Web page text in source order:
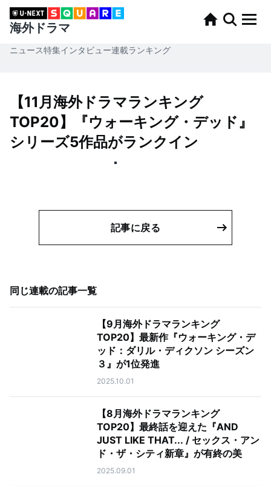
海外ドラマ
ニュース特集インタビュー連載ランキング
【11月海外ドラマランキング
TOP20】『ウォーキング・デッド』
シリーズ5作品がランクイン
記事に戻る
同じ連載の記事一覧
【9月海外ドラマランキング
TOP20】最新作『ウォーキング・デ
ッド：ダリル・ディクソン シーズン
３』が1位発進
2025.10.01
【8月海外ドラマランキング
TOP20】最終話を迎えた『AND
JUST LIKE THAT... / セックス・アン
ド・ザ・シティ新章』が有終の美
2025.09.01